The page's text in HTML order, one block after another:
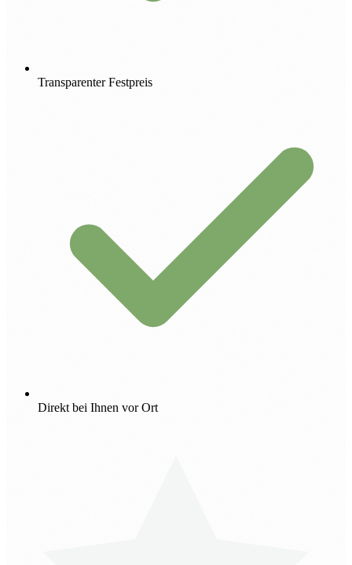
Transparenter Festpreis
Direkt bei Ihnen vor Ort